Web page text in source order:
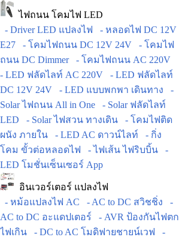
ไฟถนน โคมไฟ LED
- Driver LED แปลงไฟ
- หลอดไฟ DC 12V
E27
- โคมไฟถนน DC 12V 24V
- โคมไฟ
ถนน DC Dimmer
- โคมไฟถนน AC 220V
- LED ฟลัดไลท์ AC 220V
- LED ฟลัดไลท์
DC 12V 24V
- LED แบบพกพา เดินทาง
-
Solar ไฟถนน All in One
- Solar ฟลัดไลท์
LED
- Solar ไฟสวน ทางเดิน
- โคมไฟติด
ผนัง ภายใน
- LED AC ดาวน์ไลท์
- กิ่ง
โคม ขั้วต่อหลอดไฟ
- ไฟเส้น ไฟริบบิ้น
-
LED โมชั่นเซ็นเซอร์ App
อินเวอร์เตอร์ แปลงไฟ
- หม้อแปลงไฟ AC
- AC to DC สวิชชิ่ง
-
AC to DC อะแดปเตอร์
- AVR ป้องกันไฟตก
ไฟเกิน
- DC to AC โมดิฟายชายน์เวฟ -